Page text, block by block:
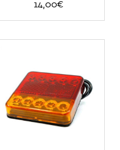
14,00€